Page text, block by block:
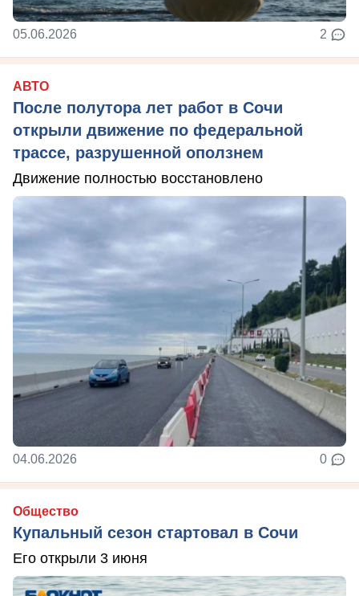
05.06.2026 2
АВТО
После полутора лет работ в Сочи
открыли движение по федеральной
трассе, разрушенной оползнем
Движение полностью восстановлено
04.06.2026 0
Общество
Купальный сезон стартовал в Сочи
Его открыли 3 июня